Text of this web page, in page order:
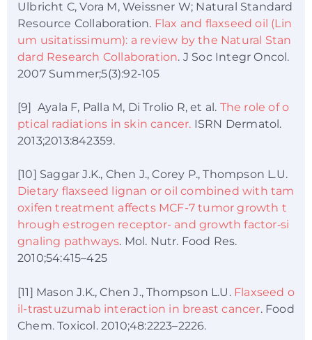
Ulbricht C, Vora M, Weissner W; Natural Standard
Resource Collaboration. Flax and flaxseed oil (Lin
um usitatissimum): a review by the Natural Stan
dard Research Collaboration. J Soc Integr Oncol.
2007 Summer;5(3):92-105
[9] Ayala F, Palla M, Di Trolio R, et al. The role of o
ptical radiations in skin cancer. ISRN Dermatol.
2013;2013:842359.
[10] Saggar J.K., Chen J., Corey P., Thompson L.U.
Dietary flaxseed lignan or oil combined with tam
oxifen treatment affects MCF-7 tumor growth t
hrough estrogen receptor- and growth factor‑si
gnaling pathways. Mol. Nutr. Food Res.
2010;54:415–425
[11] Mason J.K., Chen J., Thompson L.U. Flaxseed o
il-trastuzumab interaction in breast cancer. Food
Chem. Toxicol. 2010;48:2223–2226.